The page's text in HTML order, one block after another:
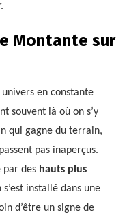
Montante sur
en constante
souvent là où on s’y
qui gagne du terrain,
pas inaperçus.
par des hauts plus
s’est installé dans une
d’être un signe de